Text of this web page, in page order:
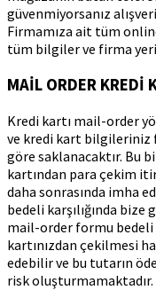
güvenmiyorsanız
Firmamıza ait tüm
tüm bilgiler ve firma
MAİL ORDER KREDİ
Kredi kartı mail-order
ve kredi kart bilgileriniz
göre saklanacaktır. Bu
kartından para çekim
daha sonrasında imha
bedeli karşılığında bize
mail-order formu bedeli
kartınızdan çekilmesi
edebilir ve bu tutarın
risk oluşturmamaktadır.